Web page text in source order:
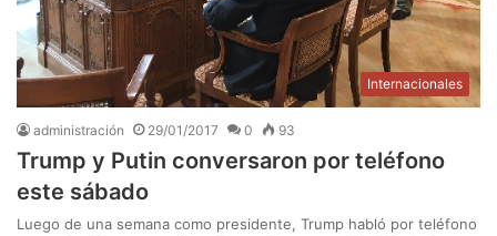
Internacionales
administración 29/01/2017 0 93
Trump y Putin conversaron por teléfono
este sábado
Luego de una semana como presidente, Trump habló por teléfono